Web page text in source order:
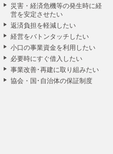
災害・経済危機等の発生時に経
営を安定させたい
返済負担を軽減したい
経営をバトンタッチしたい
小口の事業資金を利用したい
必要時にすぐ借入したい
事業改善･再建に取り組みたい
協会・国･自治体の保証制度